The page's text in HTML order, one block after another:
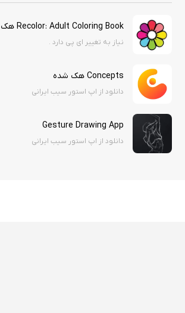
Recolor: Adult Coloring Book هک شده
نیاز به تغییر ای پی دارد .
Concepts هک شده
دانلود از اپ استور سیب ایرانی
Gesture Drawing App
دانلود از اپ استور سیب ایرانی